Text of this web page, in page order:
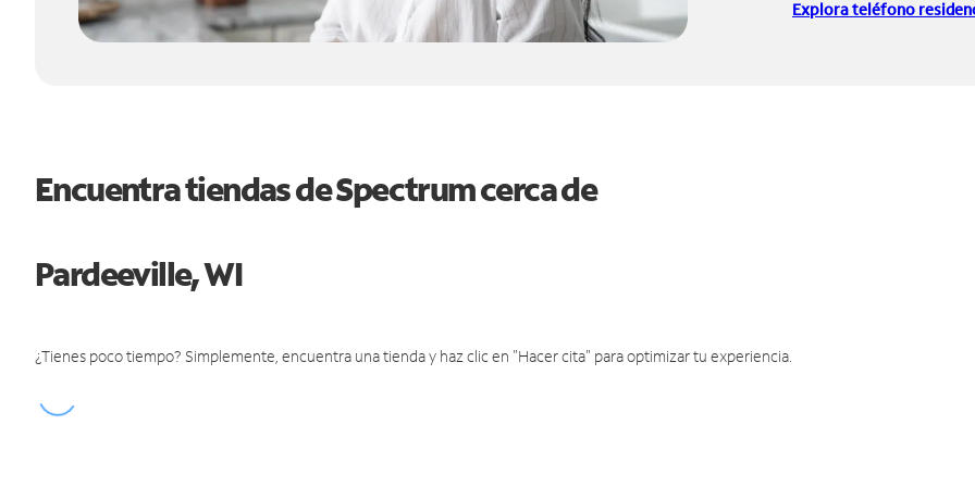
Explora teléfono
Encuentra tiendas de Spectrum cerca de
Pardeeville, WI
¿Tienes poco tiempo? Simplemente, encuentra una tienda y haz clic en "Hacer cita" para optimizar tu experiencia.